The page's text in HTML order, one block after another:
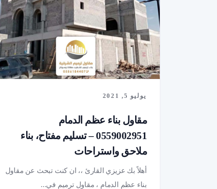
يوليو 5, 2021
مقاول بناء عظم الدمام
0559002951 – تسليم مفتاح، بناء
ملاحق واستراحات
أهلاً بك عزيزي القارئ ،، ان كنت تبحث عن مقاول
بناء عظم الدمام ، مقاول ترميم في...